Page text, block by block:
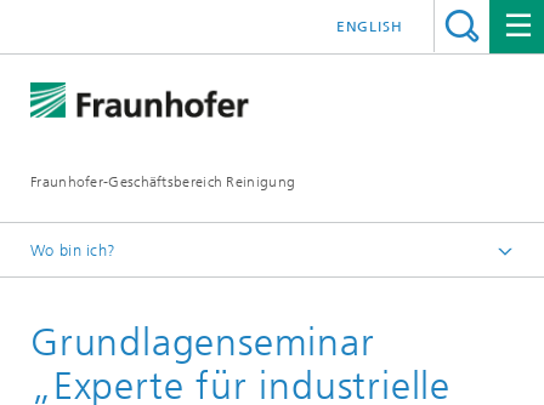
Fraunhofer-Geschäftsbereich Reinigung
ENGLISH
Wo bin ich?
News & Medien
Newsletter
Grundlagenseminar
„Experte für industrielle